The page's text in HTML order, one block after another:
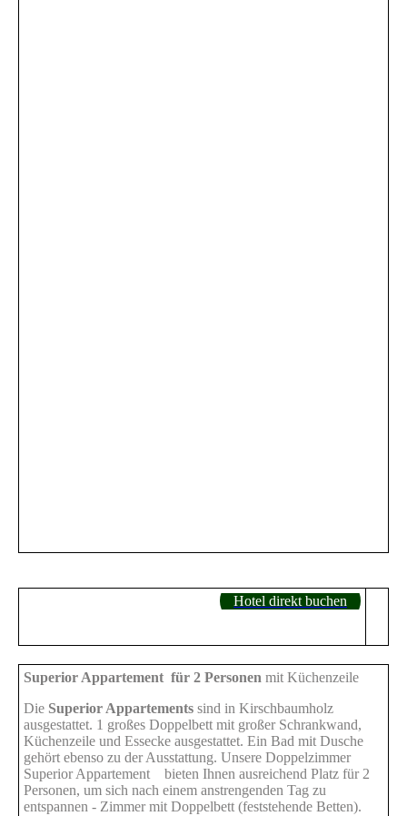
Hotel direkt buchen
Superior Appartement für 2 Personen mit Küchenzeile
Die Superior Appartements sind in Kirschbaumholz
ausgestattet. 1 großes Doppelbett mit großer Schrankwand,
Küchenzeile und Essecke ausgestattet. Ein Bad mit Dusche
gehört ebenso zu der Ausstattung. Unsere Doppelzimmer
Superior Appartement bieten Ihnen ausreichend Platz für 2
Personen, um sich nach einem anstrengenden Tag zu
entspannen - Zimmer mit Doppelbett (feststehende Betten).